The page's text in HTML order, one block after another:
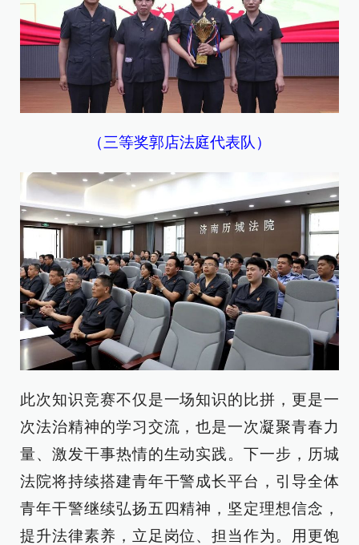
（三等奖郭店法庭代表队）
此次知识竞赛不仅是一场知识的比拼，更是一
次法治精神的学习交流，也是一次凝聚青春力
量、激发干事热情的生动实践。下一步，历城
法院将持续搭建青年干警成长平台，引导全体
青年干警继续弘扬五四精神，坚定理想信念，
提升法律素养，立足岗位、担当作为。用更饱